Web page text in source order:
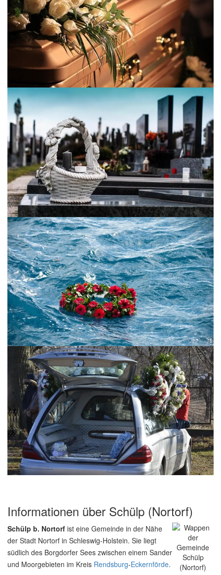
Informationen über Schülp (Nortorf)
Schülp b. Nortorf ist eine Gemeinde in der Nähe
der Stadt Nortorf in Schleswig-Holstein. Sie liegt
südlich des Borgdorfer Sees zwischen einem Sander
und Moorgebieten im Kreis Rendsburg-Eckernförde.